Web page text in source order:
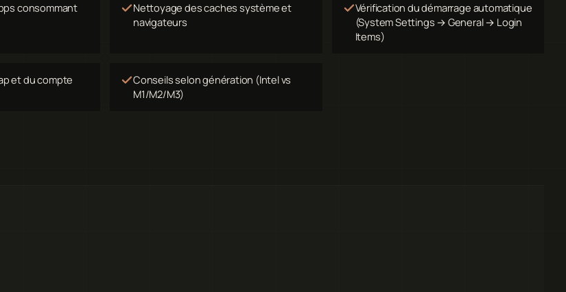
consommant
Nettoyage des caches système et
navigateurs
Vérification du démarrage automatique
(System Settings → General → Login
Items)
et du compte
Conseils selon génération (Intel vs
M1/M2/M3)